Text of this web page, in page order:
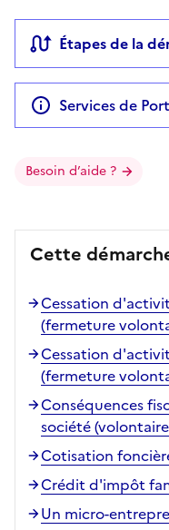
Étapes de la
Services de
Besoin d’aide ?
Cette
Cessation
(fermeture
Cessation
(fermeture
Conséquences
société
Cotisation
Crédit d'impôt
Un micro-